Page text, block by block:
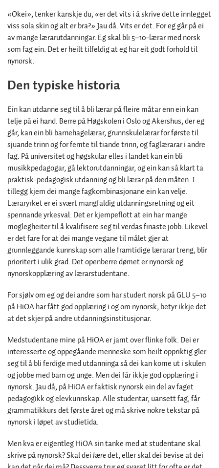
«Okei», tenker kanskje du, «er det vits i å skrive dette innlegget
viss sola skin og alt er bra?» Jau då. Vits er det. For eg går på ei
av mange lærarutdanningar. Eg skal bli 5–10-lærar med norsk
som fag ein. Det er heilt tilfeldig at eg har eit godt forhold til
nynorsk.
Den typiske historia
Ein kan utdanne seg til å bli lærar på fleire måtar enn ein kan
telje på ei hand. Berre på Høgskolen i Oslo og Akershus, der eg
går, kan ein bli barnehagelærar, grunnskulelærar for første til
sjuande trinn og for femte til tiande trinn, og faglærarar i andre
fag. På universitet og høgskular elles i landet kan ein bli
musikkpedagogar, gå lektorutdanningar, og ein kan så klart ta
praktisk-pedagogisk utdanning og bli lærar på den måten. I
tillegg kjem dei mange fagkombinasjonane ein kan velje.
Læraryrket er ei svært mangfaldig utdanningsretning og eit
spennande yrkesval. Det er kjempeflott at ein har mange
moglegheiter til å kvalifisere seg til verdas finaste jobb. Likevel
er det fare for at dei mange vegane til målet gjer at
grunnleggande kunnskap som alle framtidige lærarar treng, blir
prioritert i ulik grad. Det openberre dømet er nynorsk og
nynorskopplæring av lærarstudentane.
For sjølv om eg og dei andre som har studert norsk på GLU 5–10
på HiOA har fått god opplæring i og om nynorsk, betyr ikkje det
at det skjer på andre utdanningsinstitusjonar.
Medstudentane mine på HiOA er jamt over flinke folk. Dei er
interesserte og oppegåande menneske som heilt oppriktig gler
seg til å bli ferdige med utdanninga så dei kan kome ut i skulen
og jobbe med barn og unge. Men dei får ikkje god opplæring i
nynorsk. Jau då, på HiOA er faktisk nynorsk ein del av faget
pedagogikk og elevkunnskap. Alle studentar, uansett fag, får
grammatikkurs det første året og må skrive nokre tekstar på
nynorsk i løpet av studietida.
Men kva er eigentleg HiOA sin tanke med at studentane skal
skrive på nynorsk? Skal deilæredet, eller skal dei bevise at dei